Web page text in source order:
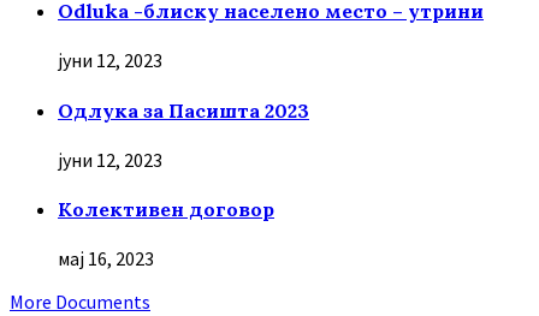
Odluka -блиску населено место – утрини
јуни 12, 2023
Oдлука за Пасишта 2023
јуни 12, 2023
Колективен договор
мај 16, 2023
More Documents